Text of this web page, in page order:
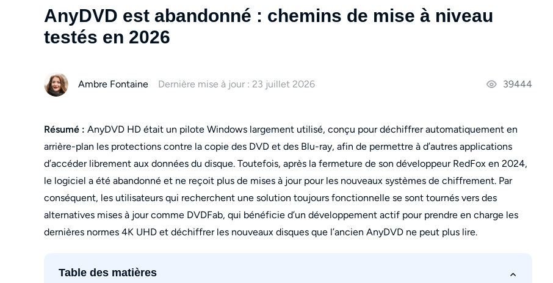
AnyDVD est abandonné : chemins de mise à niveau
testés en 2026
Ambre Fontaine Dernière mise à jour : 23 juillet 2026 39444
Résumé : AnyDVD HD était un pilote Windows largement utilisé, conçu pour déchiffrer automatiquement en
arrière-plan les protections contre la copie des DVD et des Blu-ray, afin de permettre à d’autres applications
d’accéder librement aux données du disque. Toutefois, après la fermeture de son développeur RedFox en 2024,
le logiciel a été abandonné et ne reçoit plus de mises à jour pour les nouveaux systèmes de chiffrement. Par
conséquent, les utilisateurs qui recherchent une solution toujours fonctionnelle se sont tournés vers des
alternatives mises à jour comme DVDFab, qui bénéficie d’un développement actif pour prendre en charge les
dernières normes 4K UHD et déchiffrer les nouveaux disques que l’ancien AnyDVD ne peut plus lire.
Table des matières